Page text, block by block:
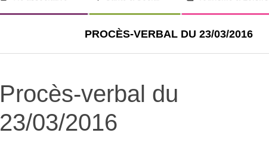
PROCÈS-VERBAL DU 23/03/2016
Procès-verbal du
23/03/2016